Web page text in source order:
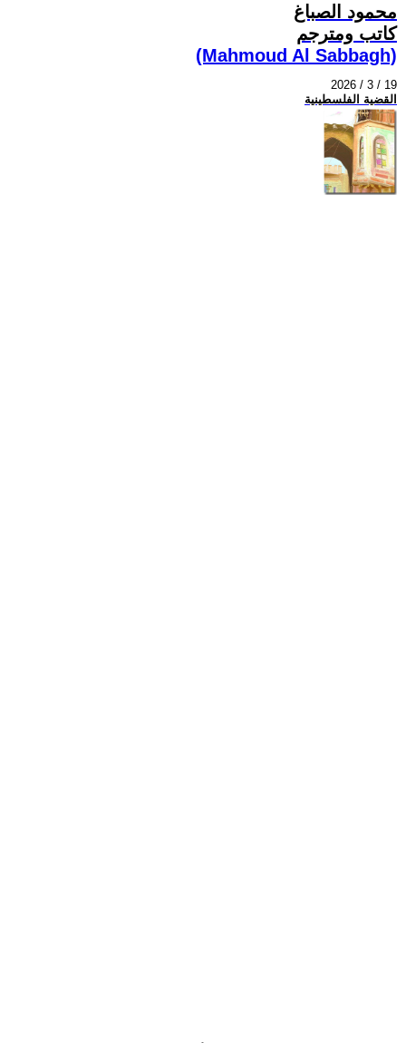
محمود الصباغ
كاتب ومترجم
(Mahmoud Al Sabbagh)
2026 / 3 / 19
القضية الفلسطينية